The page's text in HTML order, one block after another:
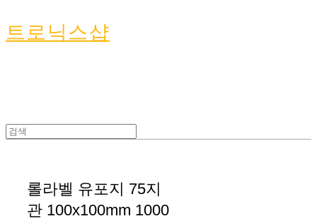
트로닉스샵
롤라벨 유포지 75지
관 100x100mm 1000